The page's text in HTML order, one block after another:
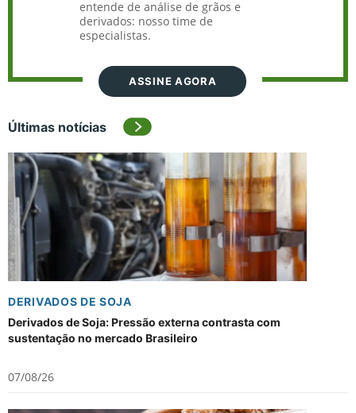
entende de análise de grãos e
derivados: nosso time de
especialistas.
ASSINE AGORA
Últimas notícias
DERIVADOS DE SOJA
Derivados de Soja: Pressão externa contrasta com
sustentação no mercado Brasileiro
07/08/26